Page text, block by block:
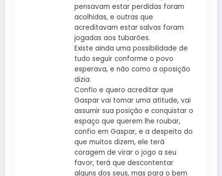
pensavam estar perdidas foram
acolhidas, e outras que
acreditavam estar salvas foram
jogadas aos tubarões.
Existe ainda uma possibilidade de
tudo seguir conforme o povo
esperava, e não como a oposição
dizia.
Confio e quero acreditar que
Gaspar vai tomar uma atitude, vai
assumir sua posição e conquistar o
espaço que querem lhe roubar,
confio em Gaspar, e a despeito do
que muitos dizem, ele terá
coragem de virar o jogo a seu
favor, terá que descontentar
alguns dos seus, mas para o bem